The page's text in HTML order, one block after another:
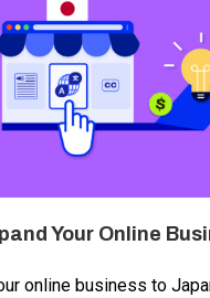
Your Online
online business to